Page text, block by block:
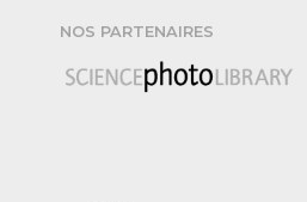
NOS PARTENAIRES